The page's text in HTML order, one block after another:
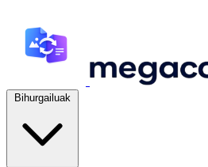
Bihurgailuak